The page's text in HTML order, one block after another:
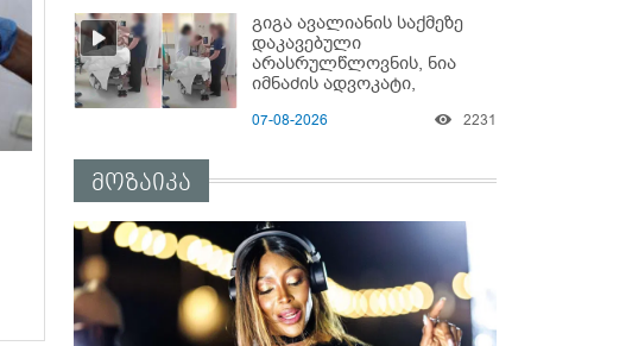
ვისაც გიგა სექსუალურად
ავიწროებდა” - ეკა კუპატაძე
გიგა ავალიანის საქმეზე
დაკავებული
არასრულწლოვნის, ნია
იმნაძის ადვოკატი,
გადაღებულ კადრებს
07-08-2026 2231
მოზაიკა